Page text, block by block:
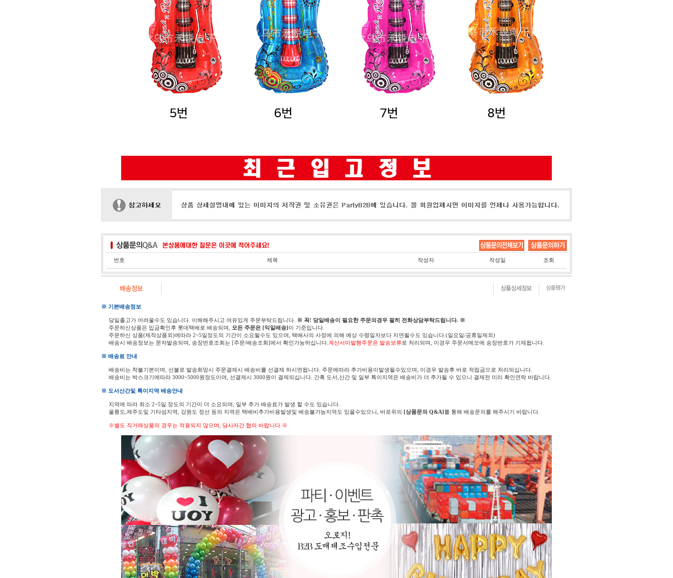
번호 제목 작성자 작성일 조회
※ 기본배송정보
당일출고가 어려울수도 있습니다. 이해해주시고 여유있게 주문부탁드립니다. ※ 꼭! 당일배송이 필요한 주문의경우 필히 전화상담부탁드립니다. ※
주문하신상품은 입금확인후 롯데택배로 배송되며,
모든 주문은 [익일배송]이 기준입니다.
주문하신 상품(제작상품외)에따라 2~5일정도의 기간이 소요될수도 있으며, 택배사의 사정에 의해 예상 수령일자보다 지연될수도 있습니다.(일요일/공휴일제외)
배송시 배송정보는 문자발송되며, 송장번호조회는 [주문/배송조회]에서 확인가능하십니다. 계산서미발행주문은 발송보류로 처리되며, 이경우 주문서메모에 송장번호가 기재됩니다.
※ 배송료 안내
배송비는 착불기본이며, 선불로 발송희망시 주문결제시 배송비를 선결제 하시면됩니다. 주문에따라 추가비용이발생될수있으며, 이경우 발송후 바로 적립금으로 처리되십니다.
배송비는 박스크기에따라 3000~5000원정도이며, 선결제시 3000원이 결제되십니다. 간혹 도서,산간 및 일부 특이지역은 배송비가 더 추가될 수 있으니 결제전 미리 확인연락 바랍니다.
※ 도서산간및 특이지역 배송안내
지역에 따라 최소 2~5일 정도의 기간이 더 소요되며, 일부 추가 배송료가 발생 할 수도 있습니다.
울릉도,제주도및 기타섬지역, 강원도 정선 등의 지역은 택배비추가비용발생및 배송불가능지역도 있을수있으니, 바로위의 [상품문의 Q&A]를 통해 배송문의를 해주시기 바랍니다.
※별도 직거래상품의 경우는 적용되지 않으며, 당사자간 협의 바랍니다.※